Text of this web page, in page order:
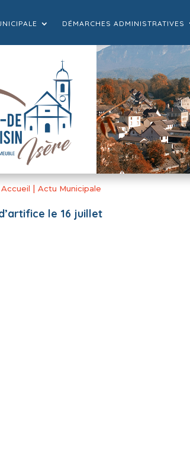
DÉMARCHES ADMINISTRATIVES
Accueil |Actu Municipale
le 16 juillet